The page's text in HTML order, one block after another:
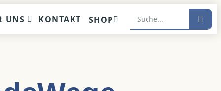
UNS KONTAKT SHOP